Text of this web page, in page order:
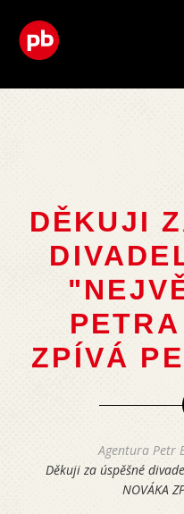
DĚKUJI
ZPÍVÁ
Agentura Petr
Děkuji za úspěšné
NOVÁKA